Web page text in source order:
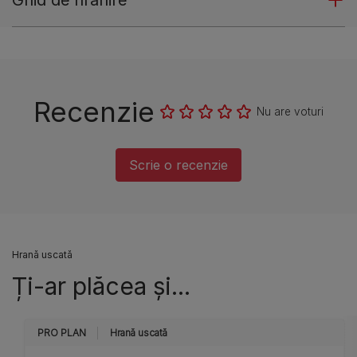
Recenzie Nu are voturi
Scrie o recenzie
Hrană uscată
Ți-ar plăcea și...
PRO PLAN Hrană uscată